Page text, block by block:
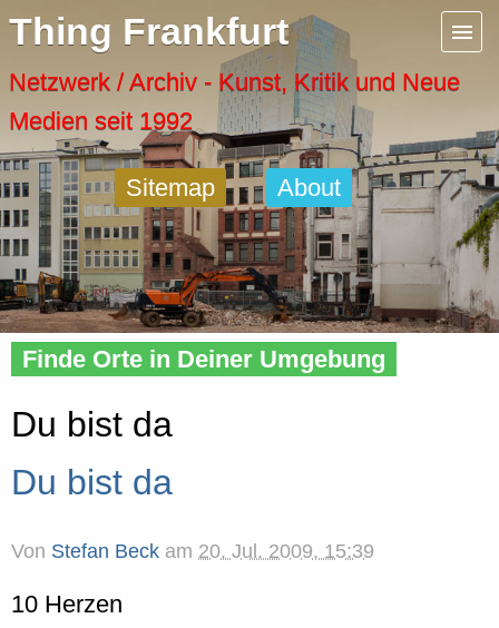
Thing Frankfurt
Netzwerk / Archiv - Kunst, Kritik und Neue
Medien seit 1992
Sitemap About
Home»About» Dein Ding
Finde Orte in Deiner Umgebung
Du bist da
Du bist da
Von Stefan Beck am 20. Jul. 2009, 15:39
10 Herzen
Menu
Artspaces
Cool Places
Frankfurt Diary
Activity
Recent Posts